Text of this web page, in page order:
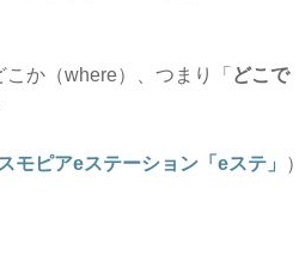
か（where）、つまり「 どこで
モピアeステーション「eステ」 ）